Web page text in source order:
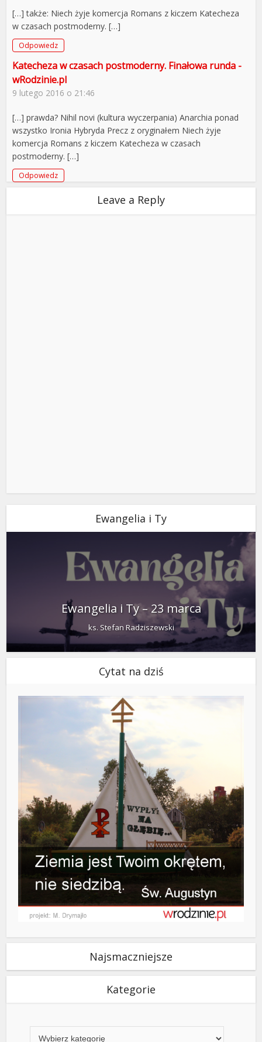
[…] także: Niech żyje komercja Romans z kiczem Katecheza
w czasach postmoderny. […]
Odpowiedz
Katecheza w czasach postmoderny. Finałowa runda -
wRodzinie.pl
9 lutego 2016 o 21:46
[…] prawda? Nihil novi (kultura wyczerpania) Anarchia ponad
wszystko Ironia Hybryda Precz z oryginałem Niech żyje
komercja Romans z kiczem Katecheza w czasach
postmoderny. […]
Odpowiedz
Leave a Reply
Ewangelia i Ty
Ewangelia i Ty – 23 marca
ks. Stefan Radziszewski
Cytat na dziś
Najsmaczniejsze
Kategorie